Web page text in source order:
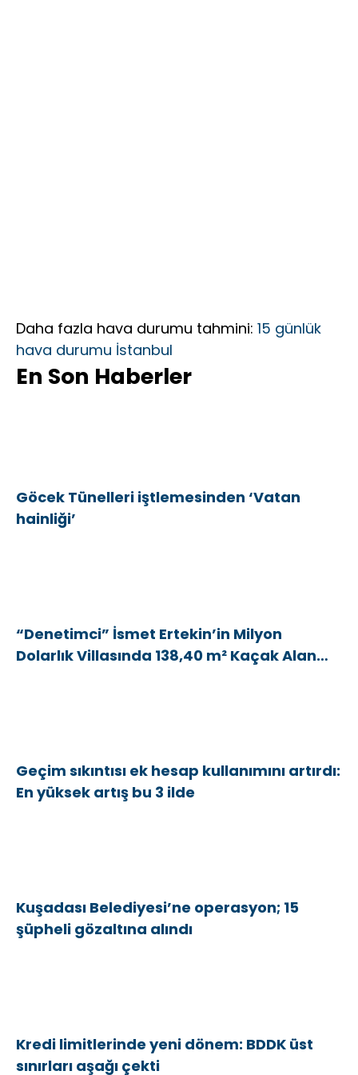
Daha fazla hava durumu tahmini: 15 günlük
hava durumu İstanbul
En Son Haberler
Göcek Tünelleri iştlemesinden ‘Vatan
hainliği’
“Denetimci” İsmet Ertekin’in Milyon
Dolarlık Villasında 138,40 m² Kaçak Alan
Geçim sıkıntısı ek hesap kullanımını artırdı:
En yüksek artış bu 3 ilde
Kuşadası Belediyesi’ne operasyon; 15
şüpheli gözaltına alındı
Kredi limitlerinde yeni dönem: BDDK üst
sınırları aşağı çekti